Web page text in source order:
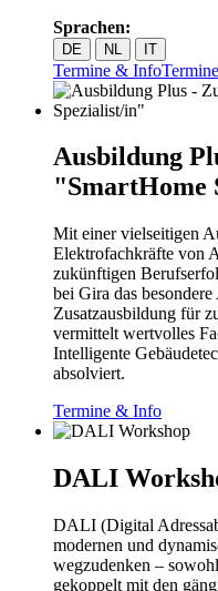
Sprachen:
DE NL IT
Termine & Info
Ausbildung
"SmartHome
Mit einer vielseitigen
Elektrofachkräfte von
zukünftigen
bei Gira das
Zusatzausbildung für
vermittelt wertvolles
Intelligente
absolviert.
Termine & Info
DALI
DALI (Digital
modernen und
wegzudenken –
gekoppelt mit den